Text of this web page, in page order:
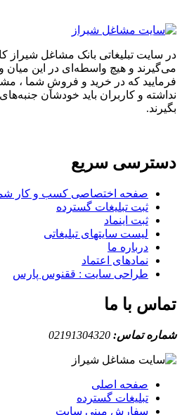
در سایت تبلیغاتی بانک مشاغل شیراز
می‌گیرند و هیچ واسطه‌ای در این میان
فرمایید که در خرید و فروشِ شما ،
نداشته و کاربران باید خودشان
بگیرند.
دسترسی سریع
صفحه اختصاصی کسب و کار
ثبت تبلیغات گسترده
ثبت اینماد
لیست سایتهای تبلیغاتی
درباره ما
نمادهای اعتماد
طراحی سایت : ققنوس پارس
تماس با ما
شماره تماس: 02191304320
صفحه اصلی
تبلیغات گسترده
سفارش مینی سایت